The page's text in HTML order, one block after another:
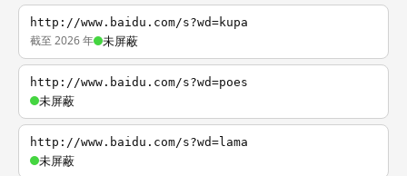
http://www.baidu.com/s?wd=kupa
截至 2026 年 未屏蔽
http://www.baidu.com/s?wd=poes
未屏蔽
http://www.baidu.com/s?wd=lama
未屏蔽